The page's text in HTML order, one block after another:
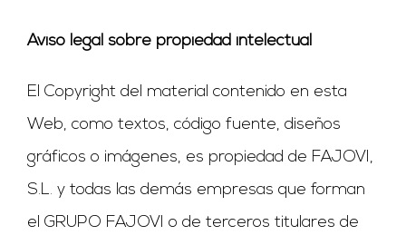
Aviso legal sobre propiedad intelectual
El Copyright del material contenido en esta
Web, como textos, código fuente, diseños
gráficos o imágenes, es propiedad de FAJOVI,
S.L. y todas las demás empresas que forman
el GRUPO FAJOVI o de terceros titulares de